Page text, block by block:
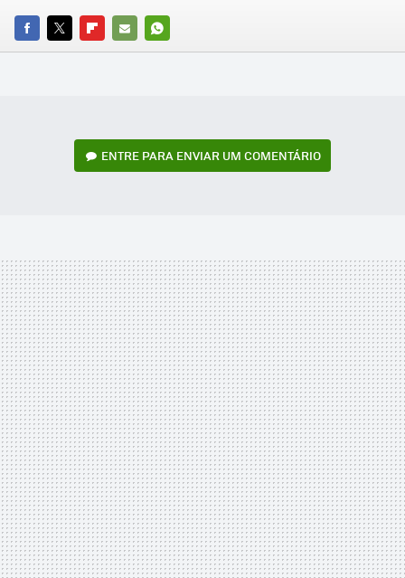
FACEBOOK
TWITTERFLIPBOARD
E-
WHATSAPP
ENTRE PARA ENVIAR UM COMENTÁRIO